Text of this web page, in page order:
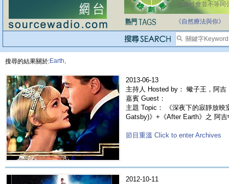
法治社會並不等同
自家教育合法化-
《自然療法與你》
搜尋的結果關於:Earth,
2013-06-13
主持人 Hosted by： 蠍子王，阿吉
嘉賓 Guest：
主題 Topic： 《深夜下的寂靜放映
Gatsby)》+《After Earth》之 阿吉
節目重溫 Click to enter Archives
2012-10-11